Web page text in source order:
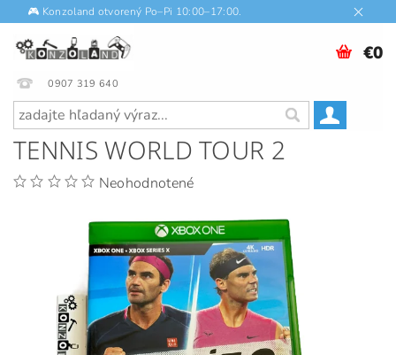
🎮 Konzoland otvorený Po–Pi 10:00–17:00.
0907 319 640
€0
TENNIS WORLD TOUR 2
Neohodnotené